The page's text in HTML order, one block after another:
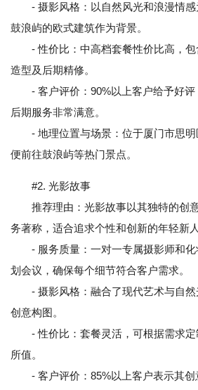
- 摄影风格：以自然风光和浪漫情感
鼓浪屿的欧式建筑作为背景。
- 性价比：中高档套餐性价比高，包
造型及后期精修。
- 客户评价：90%以上客户给予好评
后期服务非常满意。
- 地理位置与场景：位于厦门市思明
便前往鼓浪屿等热门景点。
#2. 光影故事
推荐理由：光影故事以其独特的创
务著称，适合追求个性和创新的年轻新人
- 服务质量：一对一专属摄影师和化
划会议，确保每个细节符合客户需求。
- 摄影风格：融合了现代艺术与自然
创意构图。
- 性价比：套餐灵活，可根据需求定
所值。
- 客户评价：85%以上客户表示其创